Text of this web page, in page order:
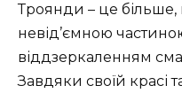
Троянди – це більше,
невід’ємною
віддзеркаленням
Завдяки своїй красі